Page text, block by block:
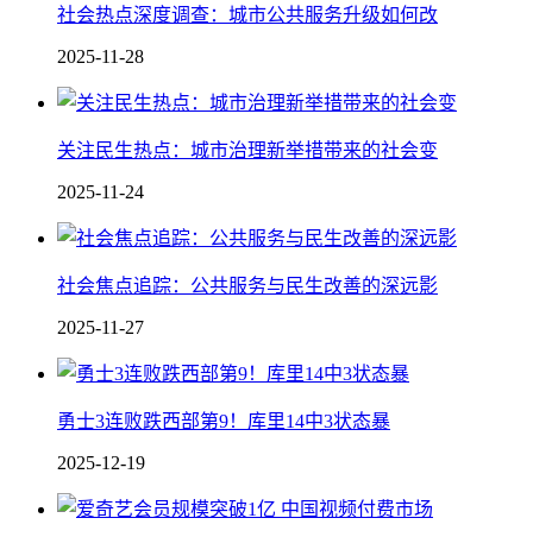
社会热点深度调查：城市公共服务升级如何改
2025-11-28
关注民生热点：城市治理新举措带来的社会变
2025-11-24
社会焦点追踪：公共服务与民生改善的深远影
2025-11-27
勇士3连败跌西部第9！库里14中3状态暴
2025-12-19